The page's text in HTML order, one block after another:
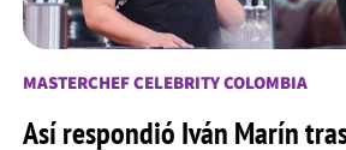
MASTERCHEF CELEBRITY COLOMBIA
Así respondió Iván Marín